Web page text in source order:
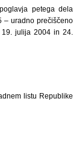
petega dela
– uradno prečiščeno
julija 2004 in 24.
listu Republike